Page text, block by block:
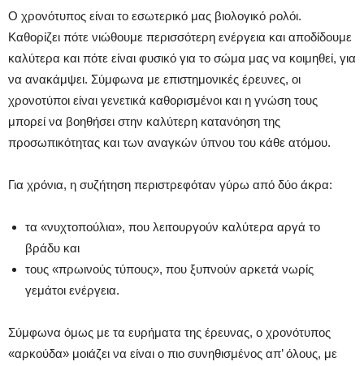
Ο χρονότυπος είναι το εσωτερικό μας βιολογικό ρολόι.
Καθορίζει πότε νιώθουμε περισσότερη ενέργεια και αποδίδουμε
καλύτερα και πότε είναι φυσικό για το σώμα μας να κοιμηθεί, για
να ανακάμψει. Σύμφωνα με επιστημονικές έρευνες, οι
χρονοτύποι είναι γενετικά καθορισμένοι και η γνώση τους
μπορεί να βοηθήσει στην καλύτερη κατανόηση της
προσωπικότητας και των αναγκών ύπνου του κάθε ατόμου.
Για χρόνια, η συζήτηση περιστρεφόταν γύρω από δύο άκρα:
τα «νυχτοπούλια», που λειτουργούν καλύτερα αργά το
βράδυ και
τους «πρωινούς τύπους», που ξυπνούν αρκετά νωρίς
γεμάτοι ενέργεια.
Σύμφωνα όμως με τα ευρήματα της έρευνας, o χρονότυπος
«αρκούδα» μοιάζει να είναι ο πιο συνηθισμένος απ’ όλους, με